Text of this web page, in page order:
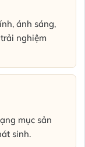
ánh sáng,
nghiệm
mục sản
sinh.